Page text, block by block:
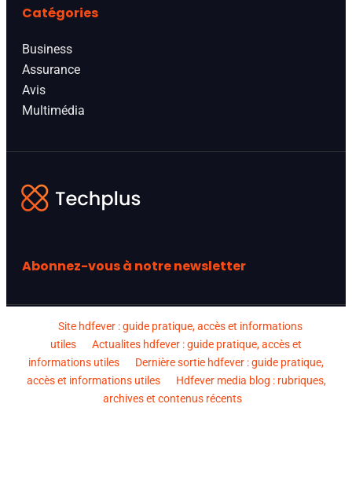
Catégories
Business
Assurance
Avis
Multimédia
Abonnez-vous à notre newsletter
Site hdfever : guide pratique, accès et informations
utiles
Actualites hdfever : guide pratique, accès et
informations utiles
Dernière sortie hdfever : guide pratique,
accès et informations utiles
Hdfever media blog : rubriques,
archives et contenus récents